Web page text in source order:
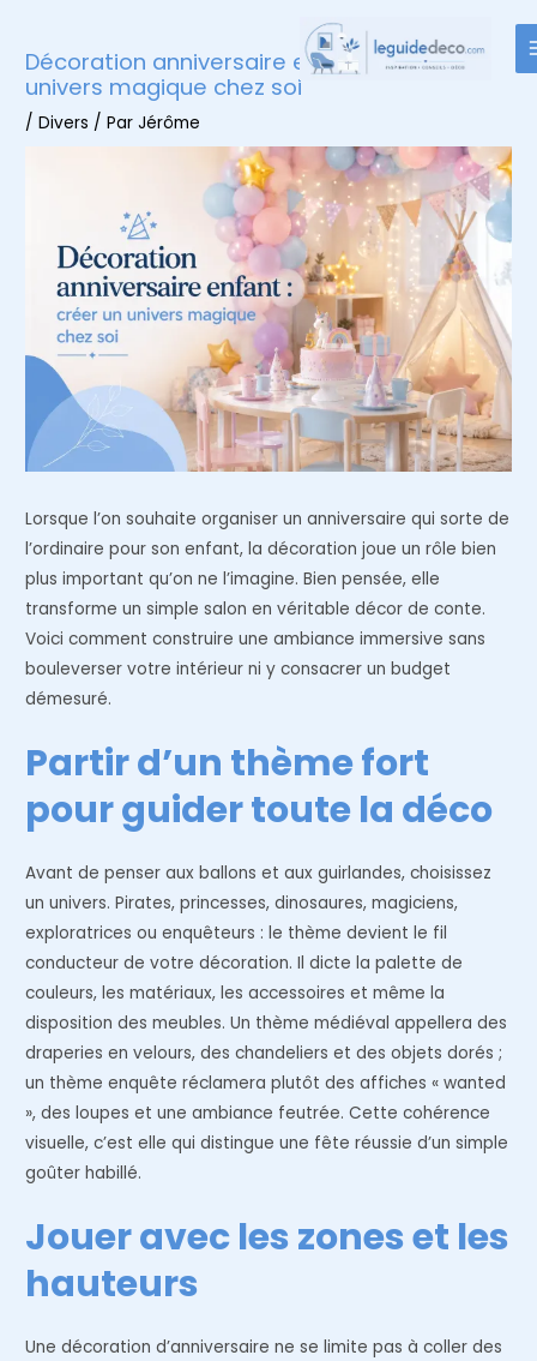
contenu
Décoration anniversaire enfant : créer un
univers magique chez soi
/Divers / ParJérôme
Lorsque l’on souhaite organiser un anniversaire qui sorte de
l’ordinaire pour son enfant, la décoration joue un rôle bien
plus important qu’on ne l’imagine. Bien pensée, elle
transforme un simple salon en véritable décor de conte.
Voici comment construire une ambiance immersive sans
bouleverser votre intérieur ni y consacrer un budget
démesuré.
Partir d’un thème fort
pour guider toute la déco
Avant de penser aux ballons et aux guirlandes, choisissez
un univers. Pirates, princesses, dinosaures, magiciens,
exploratrices ou enquêteurs : le thème devient le fil
conducteur de votre décoration. Il dicte la palette de
couleurs, les matériaux, les accessoires et même la
disposition des meubles. Un thème médiéval appellera des
draperies en velours, des chandeliers et des objets dorés ;
un thème enquête réclamera plutôt des affiches « wanted
», des loupes et une ambiance feutrée. Cette cohérence
visuelle, c’est elle qui distingue une fête réussie d’un simple
goûter habillé.
Jouer avec les zones et les
hauteurs
Une décoration d’anniversaire ne se limite pas à coller des